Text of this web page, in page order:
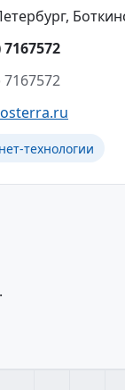
7167572
7167572
технологии